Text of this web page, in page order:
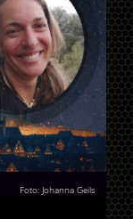
Foto: Johanna Geils